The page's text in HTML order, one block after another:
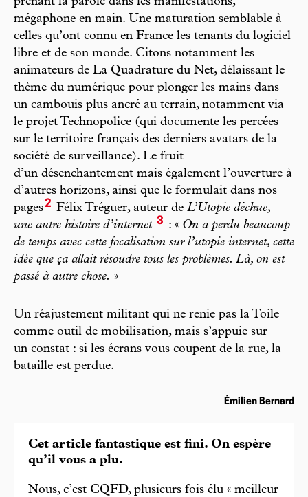
mégaphone en main. Une maturation semblable à
celles qu’ont connu en France les tenants du logiciel
libre et de son monde. Citons notamment les
animateurs de La Quadrature du Net, délaissant le
thème du numérique pour plonger les mains dans
un cambouis plus ancré au terrain, notamment via
le projet Technopolice (qui documente les percées
sur le territoire français des derniers avatars de la
société de surveillance). Le fruit
d’un désenchantement mais également l’ouverture à
d’autres horizons, ainsi que le formulait dans nos
pages2 Félix Tréguer, auteur de L’Utopie déchue,
une autre histoire d’internet 3 : « On a perdu beaucoup
de temps avec cette focalisation sur l’utopie internet, cette
idée que ça allait résoudre tous les problèmes. Là, on est
passé à autre chose. »
Un réajustement militant qui ne renie pas la Toile
comme outil de mobilisation, mais s’appuie sur
un constat : si les écrans vous coupent de la rue, la
bataille est perdue.
Émilien Bernard
Cet article fantastique est fini. On espère
qu’il vous a plu.
Nous, c’est CQFD, plusieurs fois élu « meilleur